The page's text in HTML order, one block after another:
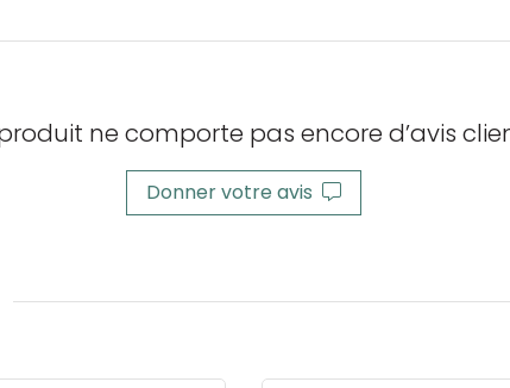
ne comporte pas encore d’avis
Donner votre avis